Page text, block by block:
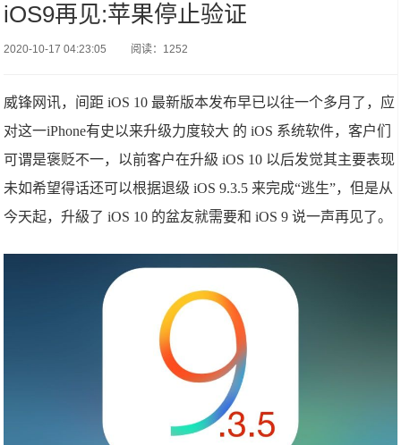
iOS9再见:苹果停止验证
2020-10-17 04:23:05 阅读：1252
威锋网讯，间距 iOS 10 最新版本发布早已以往一个多月了，应
对这一iPhone有史以来升级力度较大 的 iOS 系统软件，客户们
可谓是褒贬不一，以前客户在升級 iOS 10 以后发觉其主要表现
未如希望得话还可以根据退级 iOS 9.3.5 来完成“逃生”，但是从
今天起，升級了 iOS 10 的盆友就需要和 iOS 9 说一声再见了。